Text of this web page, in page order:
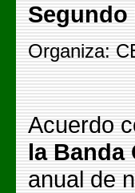
Organiza:
Acuerdo
la Banda
anual de